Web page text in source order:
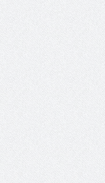
( مشعل بن عبد الله ) ..
جينات الوطن